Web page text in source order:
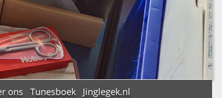
ons Tunesboek Jinglegek.nl